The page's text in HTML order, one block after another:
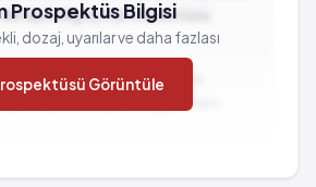
kalp atışı
detaylı bilgi için prospektüsü
İlacın kullanılmaması
ve dikkat edilmesi gereken
Prospektüs Bilgisi
dozaj, uyarılar ve daha fazlası
Görüntüle